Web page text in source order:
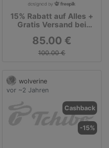
15% Rabatt auf Alles +
Gratis Versand bei
85.00 €
100.00 €
wolverine
vor ~2 Jahren
Cashback
-15%